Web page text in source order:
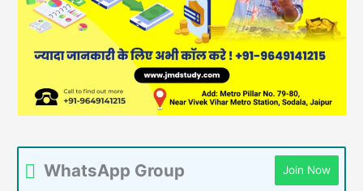
WhatsApp Group Join Now